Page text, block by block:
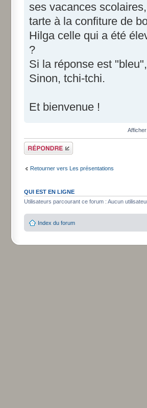
ses vacances
tarte à la confiture de
Hilga celle qui a été
?
Si la réponse est
Sinon, tchi-tchi.
Et bienvenue !
Répondre
Retourner vers Les présentations
QUI EST EN LIGNE
Utilisateurs parcourant ce forum : Aucun
Index du forum